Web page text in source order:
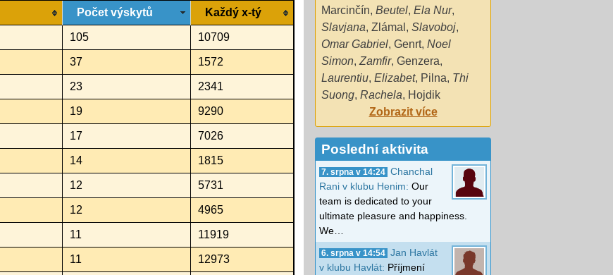
Počet výskytů Každý x-tý
105 10709
37 1572
23 2341
19 9290
17 7026
14 1815
12 5731
12 4965
11 11919
11 12973
Marcinčín, Beutel, Ela Nur,
Slavjana, Zlámal , Slavoboj,
Omar Gabriel, Genrt, Noel
Simon, Zamfir, Genzera,
Laurentiu, Elizabet, Pilna, Thi
Suong, Rachela, Hojdik
Zobrazit více
Poslední aktivita
7. srpna v 14:24 Chanchal
Rani v klubu Henim: Our
team is dedicated to your
ultimate pleasure and happiness.
We…
6. srpna v 14:54 Jan Havlát
v klubu Havlát: Příjmení